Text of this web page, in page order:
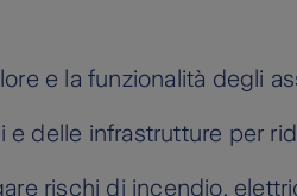
e la funzionalità degli
delle infrastrutture per
rischi di incendio,